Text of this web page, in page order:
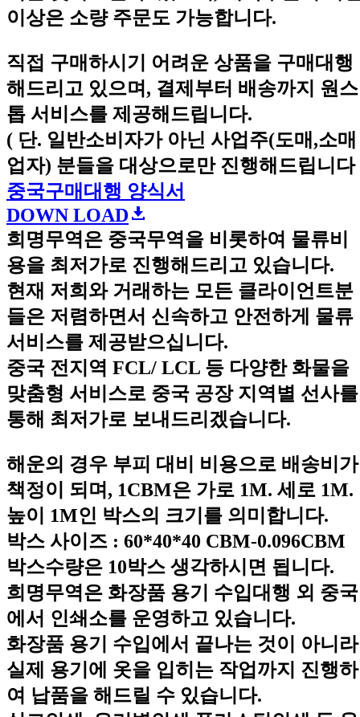
이상은 소량 주문도 가능합니다.
직접 구매하시기 어려운 상품을 구매대행
해드리고 있으며, 결제부터 배송까지 원스
톱 서비스를 제공해드립니다.
( 단. 일반소비자가 아닌 사업주(도매,소매
업자) 분들을 대상으로만 진행해드립니다
중국구매대행 양식서
DOWN LOAD
희명무역은 중국무역을 비롯하여 물류비
용을 최저가로 진행해드리고 있습니다.
현재 저희와 거래하는 모든 클라이언트분
들은 저렴하면서 신속하고 안전하게 물류
서비스를 제공받으십니다.
중국 전지역 FCL/ LCL 등 다양한 화물을
맞춤형 서비스로 중국 공장 지역별 선사를
통해 최저가로 보내드리겠습니다.
해운의 경우 부피 대비 비용으로 배송비가
책정이 되며, 1CBM은 가로 1M. 세로 1M.
높이 1M인 박스의 크기를 의미합니다.
박스 사이즈 : 60*40*40 CBM-0.096CBM
박스수량은 10박스 생각하시면 됩니다.
희명무역은 화장품 용기 수입대행 외 중국
에서 인쇄소를 운영하고 있습니다.
화장품 용기 수입에서 끝나는 것이 아니라
실제 용기에 옷을 입히는 작업까지 진행하
여 납품을 해드릴 수 있습니다.